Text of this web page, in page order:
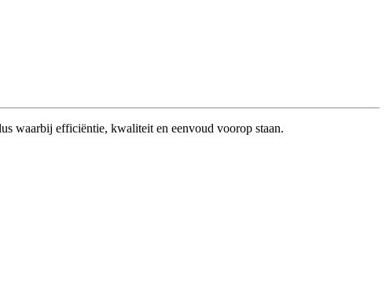
waarbij efficiëntie, kwaliteit en eenvoud voorop staan.